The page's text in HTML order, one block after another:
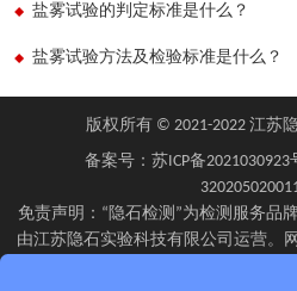
盐雾试验的判定标准是什么？
盐雾试验方法及检验标准是什么？
版权所有 © 2021-2022 江苏
备案号： 苏ICP备2021030923
免责声明：“隐石检测”为检测服务品
由江苏隐石实验科技有限公司运营。